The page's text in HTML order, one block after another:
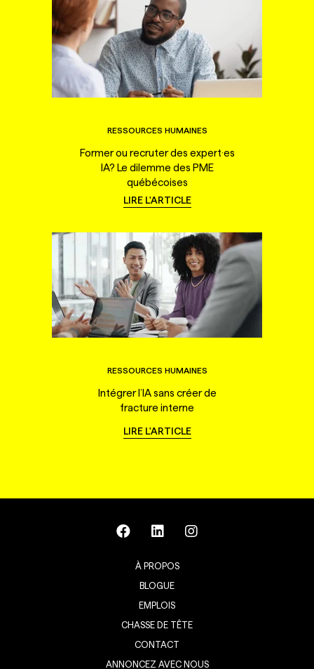
RESSOURCES HUMAINES
Former ou recruter des expert·es
IA? Le dilemme des PME
québécoises
LIRE L'ARTICLE
RESSOURCES HUMAINES
Intégrer l’IA sans créer de
fracture interne
LIRE L'ARTICLE
À PROPOS
BLOGUE
EMPLOIS
CHASSE DE TÊTE
CONTACT
ANNONCEZ AVEC NOUS